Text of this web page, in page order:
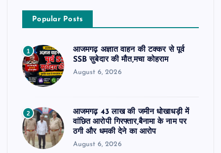
Popular Posts
1
आजमगढ़ अज्ञात वाहन की टक्कर से पूर्व
SSB सुबेदार की मौत,मचा कोहराम
August 6, 2026
2
आजमगढ़ 43 लाख की जमीन धोखाधड़ी में
वांछित आरोपी गिरफ्तार,बैनामा के नाम पर
ठगी और धमकी देने का आरोप
August 6, 2026